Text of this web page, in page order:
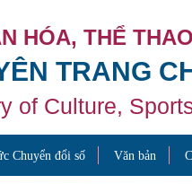
HÓA, THỂ
TRANG
of Culture,
Chuyển đổi số Văn bản